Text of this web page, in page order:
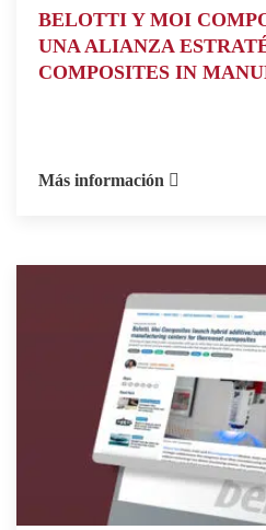
BELOTTI Y MOI
UNA ALIANZA
COMPOSITES IN
Más información